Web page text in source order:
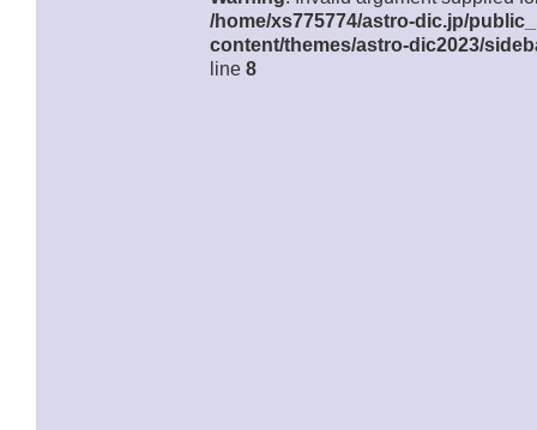
/home/xs775774/astro-dic.jp/
content/themes/astro-dic2023/
line 8